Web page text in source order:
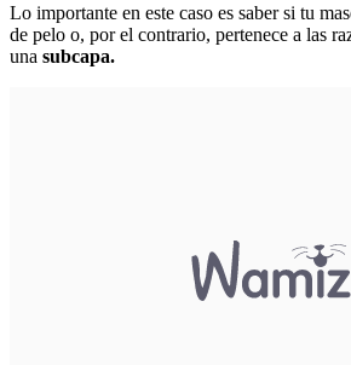
Lo importante en este caso es saber si tu
de pelo o, por el contrario, pertenece a las
una subcapa.